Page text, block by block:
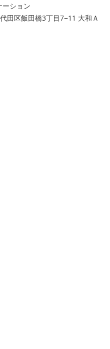
ーション
田区飯田橋3丁目7−11 大和Ａ